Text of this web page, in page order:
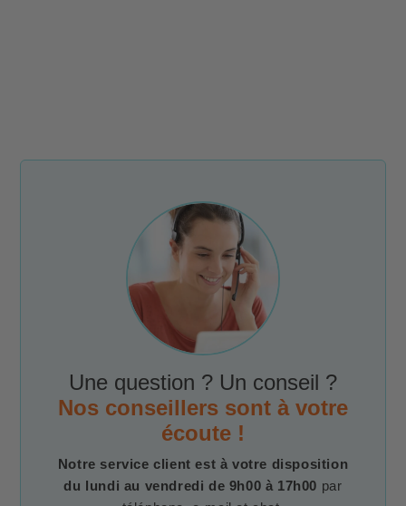
Une question ? Un conseil ?
Nos conseillers sont à votre
écoute !
Notre service client est à votre disposition
du lundi au vendredi de 9h00 à 17h00 par